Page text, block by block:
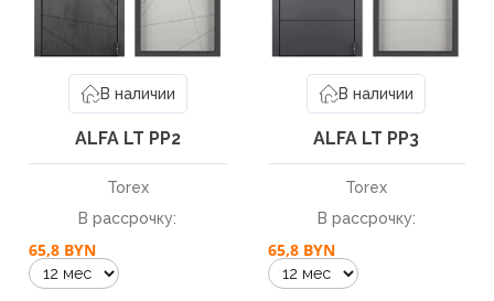
В наличии
ALFA LT РP2
Torex
В рассрочку:
65,8 BYN
В наличии
ALFA LT РP3
Torex
В рассрочку:
65,8 BYN
Я принимаю условия политики
конфиденциальности и пользовательского
соглашения.